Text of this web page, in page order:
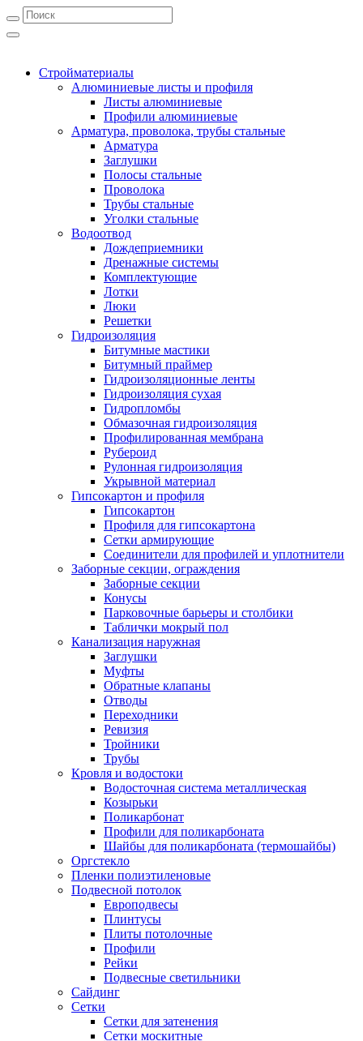
Стройматериалы
Алюминиевые листы и профиля
Листы алюминиевые
Профили алюминиевые
Арматура, проволока, трубы стальные
Арматура
Заглушки
Полосы стальные
Проволока
Трубы стальные
Уголки стальные
Водоотвод
Дождеприемники
Дренажные системы
Комплектующие
Лотки
Люки
Решетки
Гидроизоляция
Битумные мастики
Битумный праймер
Гидроизоляционные ленты
Гидроизоляция сухая
Гидропломбы
Обмазочная гидроизоляция
Профилированная мембрана
Рубероид
Рулонная гидроизоляция
Укрывной материал
Гипсокартон и профиля
Гипсокартон
Профиля для гипсокартона
Сетки армирующие
Соединители для профилей и уплотнители
Заборные секции, ограждения
Заборные секции
Конусы
Парковочные барьеры и столбики
Таблички мокрый пол
Канализация наружная
Заглушки
Муфты
Обратные клапаны
Отводы
Переходники
Ревизия
Тройники
Трубы
Кровля и водостоки
Водосточная система металлическая
Козырьки
Поликарбонат
Профили для поликарбоната
Шайбы для поликарбоната (термошайбы)
Оргстекло
Пленки полиэтиленовые
Подвесной потолок
Европодвесы
Плинтусы
Плиты потолочные
Профили
Рейки
Подвесные светильники
Сайдинг
Сетки
Сетки для затенения
Сетки москитные